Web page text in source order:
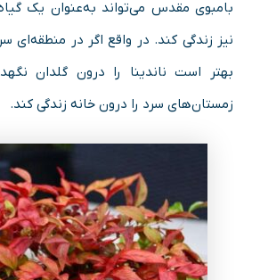
بامبوی مقدس می‌تواند به‌عنوان یک
نیز زندگی کند. در واقع اگر در منطقه‌ای
بهتر است ناندینا را درون گلدان
زمستان‌های سرد را درون خانه زندگی کند.